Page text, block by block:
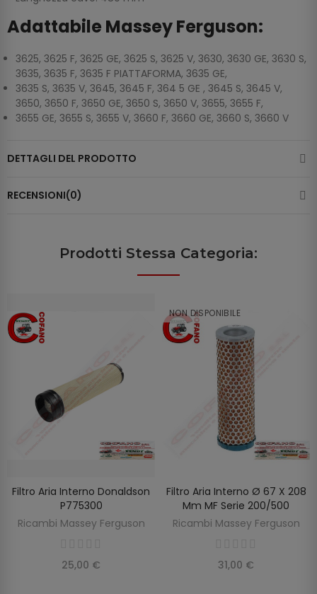
Adattabile Massey Ferguson:
3625, 3625 F, 3625 GE, 3625 S, 3625 V, 3630, 3630 GE, 3630 S,
3635, 3635 F, 3635 F PIATTAFORMA, 3635 GE,
3635 S, 3635 V, 3645, 3645 F, 364 5 GE , 3645 S, 3645 V,
3650, 3650 F, 3650 GE, 3650 S, 3650 V, 3655, 3655 F,
3655 GE, 3655 S, 3655 V, 3660 F, 3660 GE, 3660 S, 3660 V
DETTAGLI DEL PRODOTTO
RECENSIONI(0)
Prodotti Stessa Categoria:
AGGIUNGI AL CARRELLO
Filtro Aria Interno Donaldson
P775300
Ricambi Massey Ferguson
25,00 €
NON DISPONIBILE
SCOPRIRE
Filtro Aria Interno Ø 67 X 208
Mm MF Serie 200/500
Ricambi Massey Ferguson
31,00 €